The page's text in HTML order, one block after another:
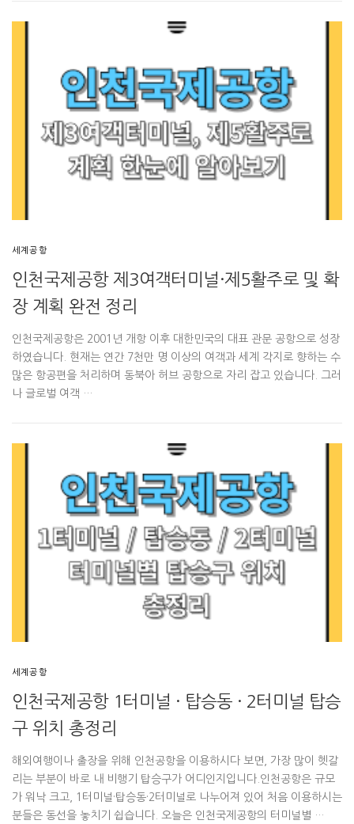
세계공항
인천국제공항 제3여객터미널·제5활주로 및 확
장 계획 완전 정리
인천국제공항은 2001년 개항 이후 대한민국의 대표 관문 공항으로 성장
하였습니다. 현재는 연간 7천만 명 이상의 여객과 세계 각지로 향하는 수
많은 항공편을 처리하며 동북아 허브 공항으로 자리 잡고 있습니다. 그러
나 글로벌 여객 …
세계공항
인천국제공항 1터미널 · 탑승동 · 2터미널 탑승
구 위치 총정리
해외여행이나 출장을 위해 인천공항을 이용하시다 보면, 가장 많이 헷갈
리는 부분이 바로 내 비행기 탑승구가 어디인지입니다.인천공항은 규모
가 워낙 크고, 1터미널·탑승동·2터미널로 나누어져 있어 처음 이용하시는
분들은 동선을 놓치기 쉽습니다. 오늘은 인천국제공항의 터미널별 …